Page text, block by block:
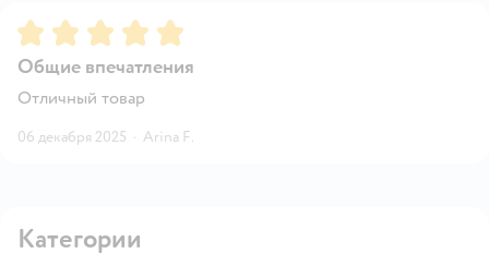
Рейтинг:5
Общие впечатления
Отличный товар
06 декабря 2025 · Arina F.
Категории